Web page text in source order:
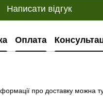
Написати відгук
Оплата
про доставку можна